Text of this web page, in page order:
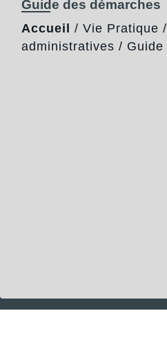
Guide des démarches
Accueil / Vie Pratique /
administratives / Guide